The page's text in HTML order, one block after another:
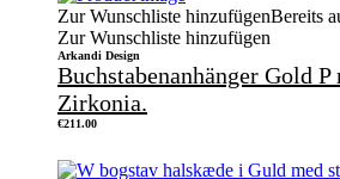
Zur Wunschliste hinzufügenBereits
Zur Wunschliste hinzufügen
Arkandi Design
Buchstabenanhänger Gold
Zirkonia.
€211.00